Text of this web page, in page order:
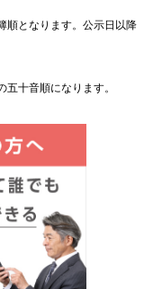
順となります。公示日以降
十音順になります。